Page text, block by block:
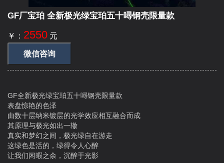
GF厂宝珀 全新极光绿宝珀五十噚钢壳限量款
￥： 2550 元
微信咨询
GF全新极光绿宝珀五十噚钢壳限量款
表盘惊艳的色泽
由数十层纳米镀层的光学效应相互融合而成
其原理与极光如出一辙
真实和梦幻之间，极光绿自在游走
这绿色是活的，绿得令人心醉
让我们闲暇之余，沉醉于光影